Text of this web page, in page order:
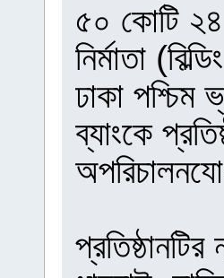
৫০ কোটি ২৪
নির্মাতা
ঢাকা পশ্চিম
ব্যাংকে